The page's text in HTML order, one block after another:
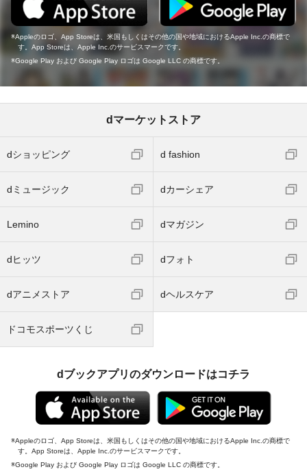
Appleのロゴ、App Storeは、米国もしくはその他の国や地域におけるApple Inc.の商標で
す。App Storeは、Apple Inc.のサービスマークです。
Google Play および Google Play ロゴは Google LLC の商標です。
dマーケットストア
dショッピング d fashion
dミュージック dカーシェア
Lemino dマガジン
dヒッツ dフォト
dアニメストア dヘルスケア
ドコモスポーツくじ
dブックアプリのダウンロードはコチラ
Appleのロゴ、App Storeは、米国もしくはその他の国や地域におけるApple Inc.の商標で
す。App Storeは、Apple Inc.のサービスマークです。
Google Play および Google Play ロゴは Google LLC の商標です。